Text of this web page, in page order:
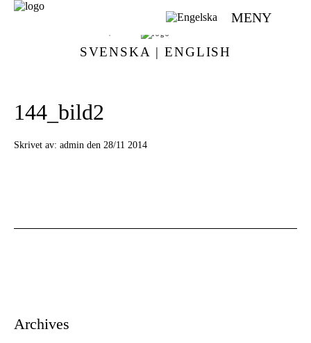
MENY
SVENSKA | ENGLISH
144_bild2
Skrivet av: admin den 28/11 2014
Archives